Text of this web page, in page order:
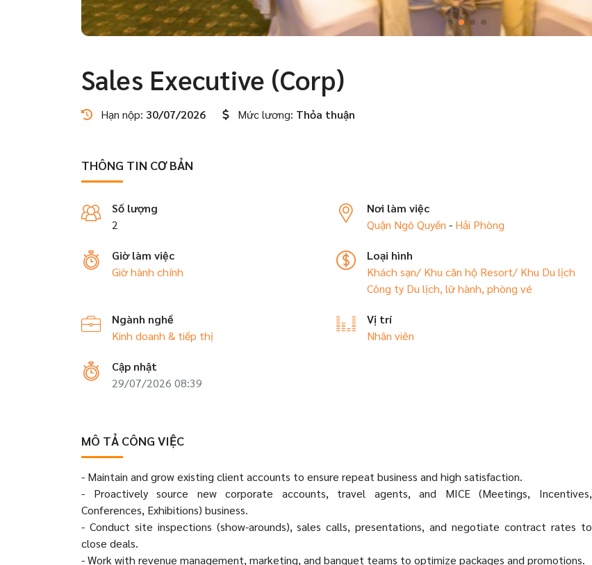
Sales Executive (Corp)
Hạn nộp: 30/07/2026 Mức lương: Thỏa thuận
THÔNG TIN CƠ BẢN
Số lượng
2
Nơi làm việc
Quận Ngô Quyền - Hải Phòng
Giờ làm việc
Giờ hành chính
Loại hình
Khách sạn/ Khu căn hộ Resort/ Khu Du lịch
Công ty Du lịch, lữ hành, phòng vé
Ngành nghề
Kinh doanh & tiếp thị
Vị trí
Nhân viên
Cập nhật
29/07/2026 08:39
MÔ TẢ CÔNG VIỆC
- Maintain and grow existing client accounts to ensure repeat business and high satisfaction.
- Proactively source new corporate accounts, travel agents, and MICE (Meetings, Incentives,
Conferences, Exhibitions) business.
- Conduct site inspections (show-arounds), sales calls, presentations, and negotiate contract rates to
close deals.
- Work with revenue management, marketing, and banquet teams to optimize packages and promotions.